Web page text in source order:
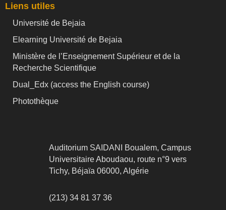
Liens utiles
Université de Bejaia
Elearning Université de Bejaia
Ministère de l’Enseignement Supérieur et de la
Recherche Scientifique
Dual_Edx (access the English course)
Photothèque
Auditorium SAIDANI Boualem, Campus
Universitaire Aboudaou, route n°9 vers
Tichy, Béjaïa 06000, Algérie
(213) 34 81 37 36